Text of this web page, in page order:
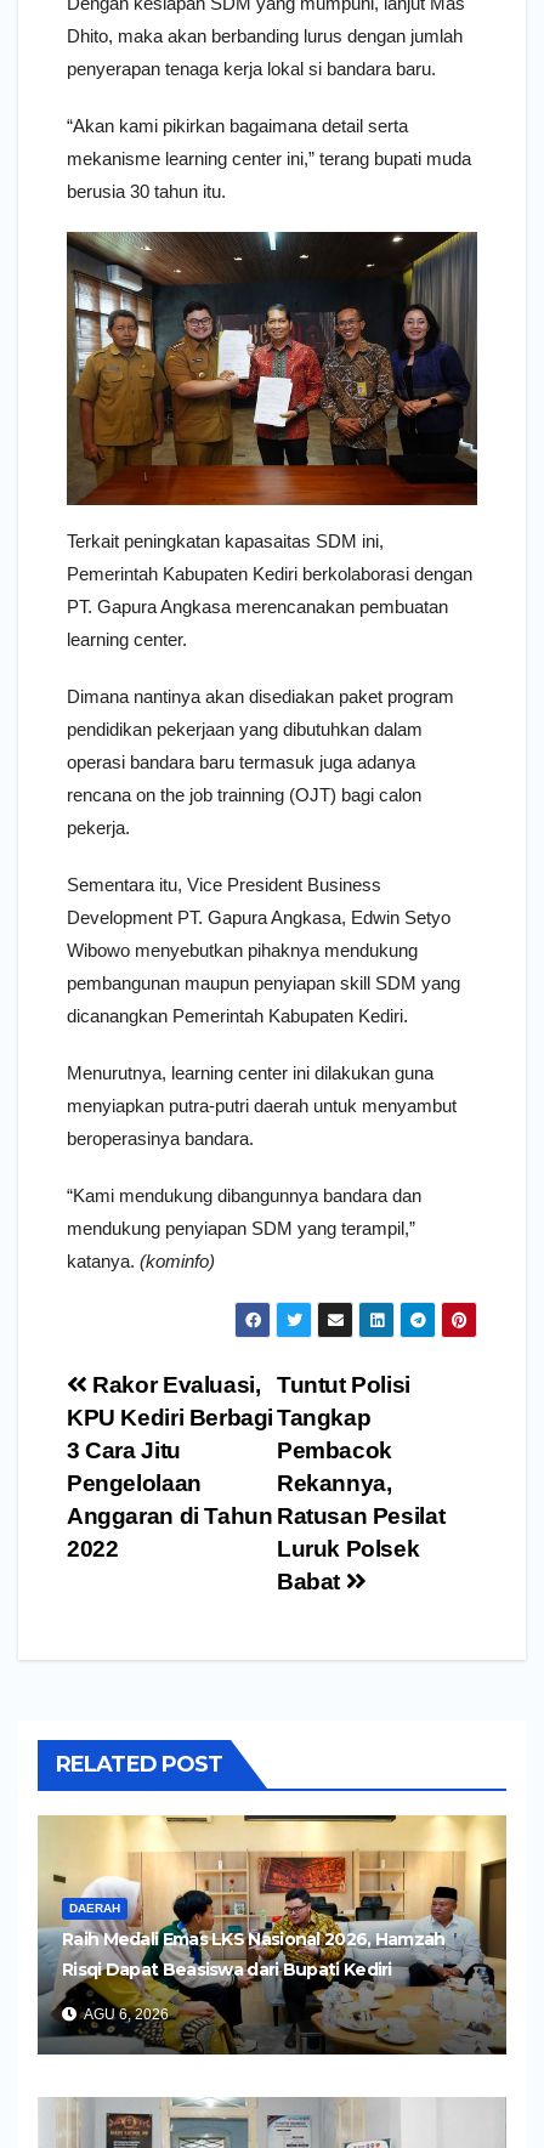
Dhito, maka akan berbanding lurus dengan jumlah
penyerapan tenaga kerja lokal si bandara baru.
“Akan kami pikirkan bagaimana detail serta
mekanisme learning center ini,” terang bupati muda
berusia 30 tahun itu.
Terkait peningkatan kapasaitas SDM ini,
Pemerintah Kabupaten Kediri berkolaborasi dengan
PT. Gapura Angkasa merencanakan pembuatan
learning center.
Dimana nantinya akan disediakan paket program
pendidikan pekerjaan yang dibutuhkan dalam
operasi bandara baru termasuk juga adanya
rencana on the job trainning (OJT) bagi calon
pekerja.
Sementara itu, Vice President Business
Development PT. Gapura Angkasa, Edwin Setyo
Wibowo menyebutkan pihaknya mendukung
pembangunan maupun penyiapan skill SDM yang
dicanangkan Pemerintah Kabupaten Kediri.
Menurutnya, learning center ini dilakukan guna
menyiapkan putra-putri daerah untuk menyambut
beroperasinya bandara.
“Kami mendukung dibangunnya bandara dan
mendukung penyiapan SDM yang terampil,”
katanya. (kominfo)
Navigasi
pos
Tuntut Polisi
Tangkap
Pembacok
Rekannya,
Ratusan Pesilat
Luruk Polsek
Babat
Rakor Evaluasi,
KPU Kediri Berbagi
3 Cara Jitu
Pengelolaan
Anggaran di Tahun
2022
RELATED POST
DAERAH
Raih Medali Emas LKS Nasional 2026, Hamzah
Risqi Dapat Beasiswa dari Bupati Kediri
AGU 6, 2026